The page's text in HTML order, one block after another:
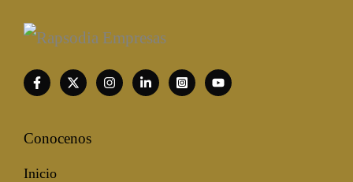
Conocenos
Inicio